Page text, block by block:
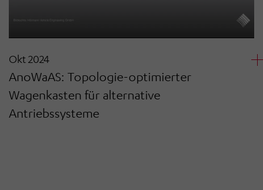
Okt 2024
AnoWaAS: Topologie-optimierter
Wagenkasten für alternative
Antriebssysteme